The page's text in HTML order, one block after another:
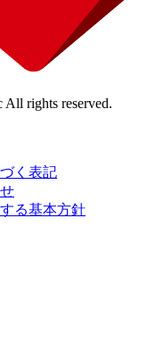
rights reserved.
く表記
る基本方針